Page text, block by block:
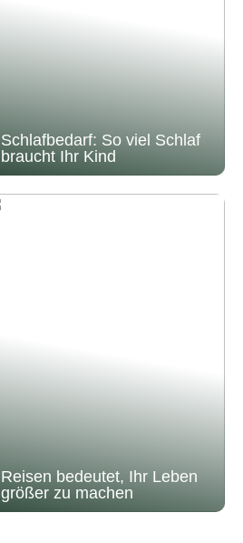
Schlafbedarf: So viel Schlaf
braucht Ihr Kind
Reisen bedeutet, Ihr Leben
größer zu machen